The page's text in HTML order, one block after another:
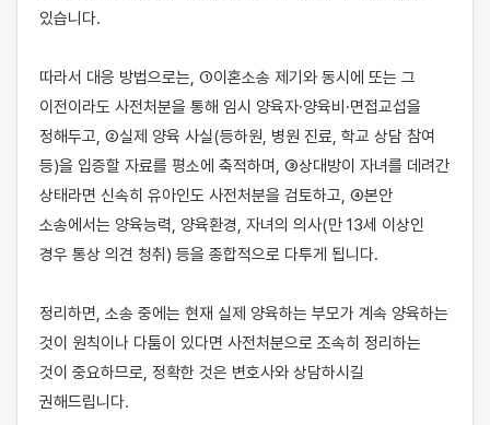
있습니다.
따라서 대응 방법으로는, ①이혼소송 제기와 동시에 또는 그
이전이라도 사전처분을 통해 임시 양육자·양육비·면접교섭을
정해두고, ②실제 양육 사실(등하원, 병원 진료, 학교 상담 참여
등)을 입증할 자료를 평소에 축적하며, ③상대방이 자녀를 데려간
상태라면 신속히 유아인도 사전처분을 검토하고, ④본안
소송에서는 양육능력, 양육환경, 자녀의 의사(만 13세 이상인
경우 통상 의견 청취) 등을 종합적으로 다투게 됩니다.
정리하면, 소송 중에는 현재 실제 양육하는 부모가 계속 양육하는
것이 원칙이나 다툼이 있다면 사전처분으로 조속히 정리하는
것이 중요하므로, 정확한 것은 변호사와 상담하시길
권해드립니다.